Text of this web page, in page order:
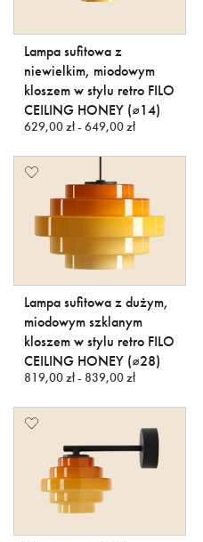
Lampa sufitowa z
niewielkim, miodowym
kloszem w stylu retro FILO
CEILING HONEY (⌀14)
629,00 zł - 649,00 zł
Lampa sufitowa z dużym,
miodowym szklanym
kloszem w stylu retro FILO
CEILING HONEY (⌀28)
819,00 zł - 839,00 zł